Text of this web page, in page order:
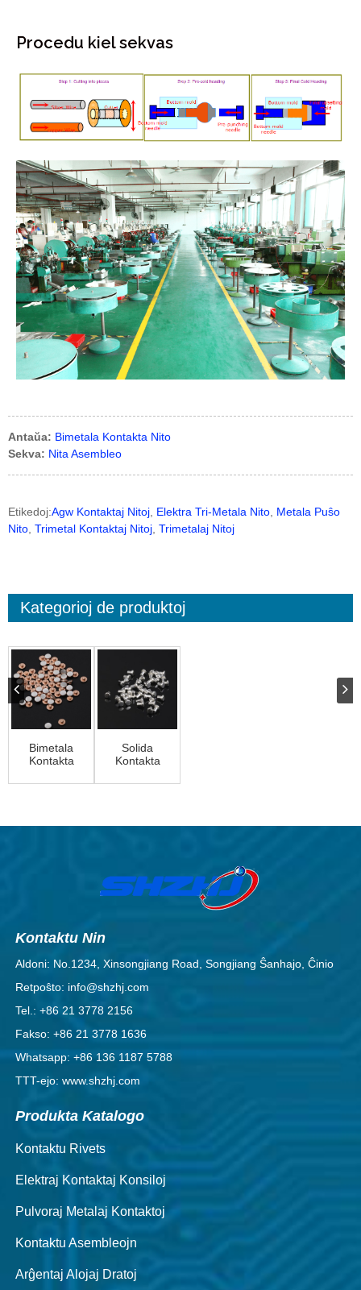
Procedu kiel sekvas
Antaŭa: Bimetala Kontakta Nito
Sekva: Nita Asembleo
Etikedoj:Agw Kontaktaj Nitoj Elektra Tri-Metala Nito Metala Puŝo
Nito Trimetal Kontaktaj Nitoj Trimetalaj Nitoj
Kategorioj de produktoj
Bimetala
Kontakta
Solida
Kontakta
Kontaktu Nin
Aldoni: No.1234, Xinsongjiang Road, Songjiang Ŝanhajo, Ĉinio
Retpoŝto: info@shzhj.com
Tel.: +86 21 3778 2156
Fakso: +86 21 3778 1636
Whatsapp: +86 136 1187 5788
TTT-ejo: www.shzhj.com
Produkta Katalogo
Kontaktu Rivets
Elektraj Kontaktaj Konsiloj
Pulvoraj Metalaj Kontaktoj
Kontaktu Asembleojn
Arĝentaj Alojaj Dratoj